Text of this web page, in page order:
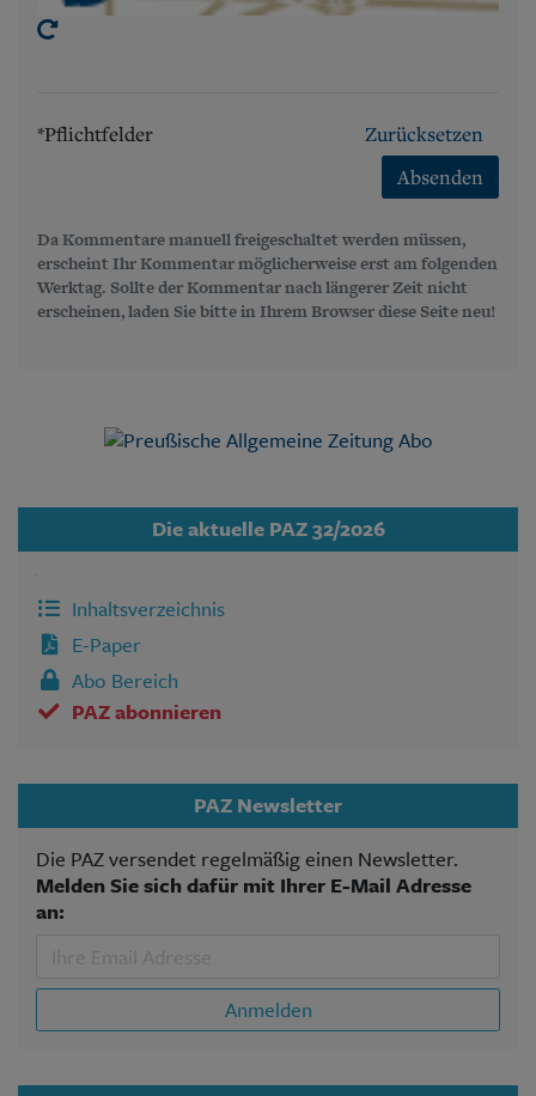
*Pflichtfelder
Zurücksetzen
Absenden
Da Kommentare manuell freigeschaltet werden müssen,
erscheint Ihr Kommentar möglicherweise erst am folgenden
Werktag. Sollte der Kommentar nach längerer Zeit nicht
erscheinen, laden Sie bitte in Ihrem Browser diese Seite neu!
Die aktuelle PAZ 32/2026
Inhaltsverzeichnis
E-Paper
Abo Bereich
PAZ abonnieren
PAZ Newsletter
Die PAZ versendet regelmäßig einen Newsletter.
Melden Sie sich dafür mit Ihrer E-Mail Adresse
an:
Anmelden